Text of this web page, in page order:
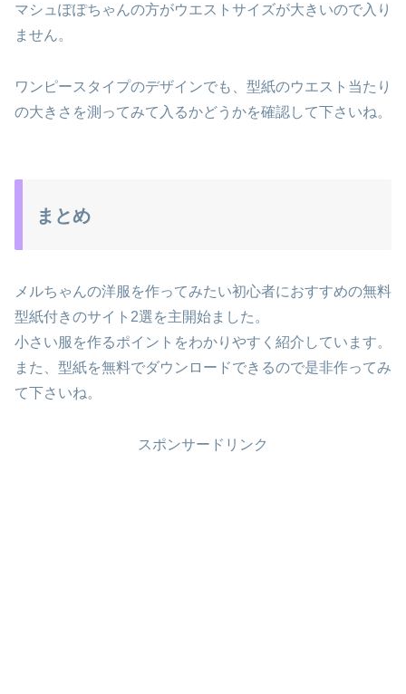
マシュぽぽちゃんの方がウエストサイズが大きいので入り
ません。
ワンピースタイプのデザインでも、型紙のウエスト当たり
の大きさを測ってみて入るかどうかを確認して下さいね。
まとめ
メルちゃんの洋服を作ってみたい初心者におすすめの無料
型紙付きのサイト2選を主開始ました。
小さい服を作るポイントをわかりやすく紹介しています。
また、型紙を無料でダウンロードできるので是非作ってみ
て下さいね。
スポンサードリンク